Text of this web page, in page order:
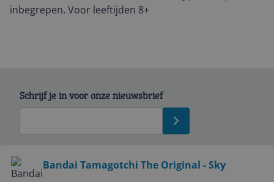
inbegrepen. Voor leeftijden 8+
Bandai Tamagotchi The Original - Sky
Schrijf je in voor onze nieuwsbrief